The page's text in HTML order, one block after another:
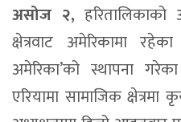
असोज २,
क्षेत्रवाट अमेरिकामा
अमेरिका’को स्थापना
एरियामा सामाजिक